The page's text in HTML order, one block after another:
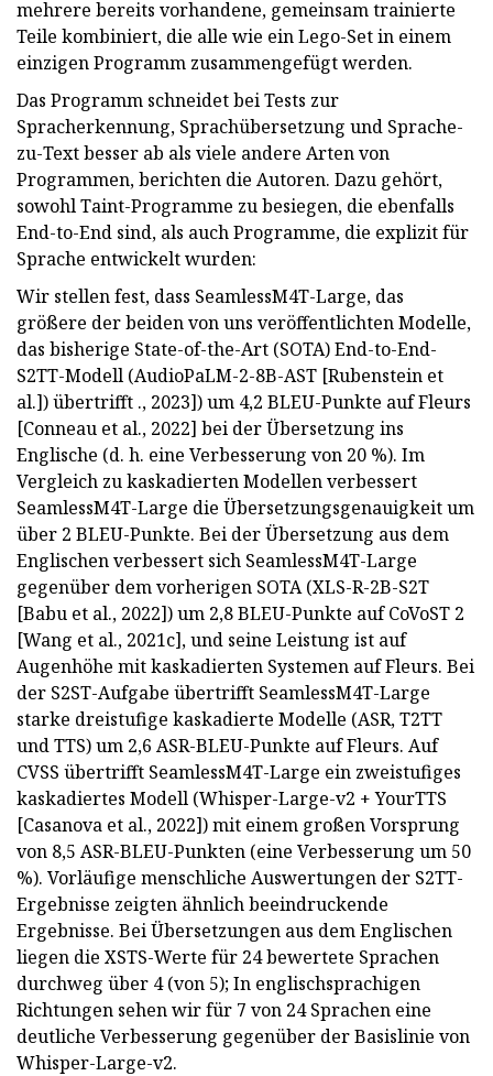
mehrere bereits vorhandene, gemeinsam trainierte
Teile kombiniert, die alle wie ein Lego-Set in einem
einzigen Programm zusammengefügt werden.
Das Programm schneidet bei Tests zur
Spracherkennung, Sprachübersetzung und Sprache-
zu-Text besser ab als viele andere Arten von
Programmen, berichten die Autoren. Dazu gehört,
sowohl Taint-Programme zu besiegen, die ebenfalls
End-to-End sind, als auch Programme, die explizit für
Sprache entwickelt wurden:
Wir stellen fest, dass SeamlessM4T-Large, das
größere der beiden von uns veröffentlichten Modelle,
das bisherige State-of-the-Art (SOTA) End-to-End-
S2TT-Modell (AudioPaLM-2-8B-AST [Rubenstein et
al.]) übertrifft ., 2023]) um 4,2 BLEU-Punkte auf Fleurs
[Conneau et al., 2022] bei der Übersetzung ins
Englische (d. h. eine Verbesserung von 20 %). Im
Vergleich zu kaskadierten Modellen verbessert
SeamlessM4T-Large die Übersetzungsgenauigkeit um
über 2 BLEU-Punkte. Bei der Übersetzung aus dem
Englischen verbessert sich SeamlessM4T-Large
gegenüber dem vorherigen SOTA (XLS-R-2B-S2T
[Babu et al., 2022]) um 2,8 BLEU-Punkte auf CoVoST 2
[Wang et al., 2021c], und seine Leistung ist auf
Augenhöhe mit kaskadierten Systemen auf Fleurs. Bei
der S2ST-Aufgabe übertrifft SeamlessM4T-Large
starke dreistufige kaskadierte Modelle (ASR, T2TT
und TTS) um 2,6 ASR-BLEU-Punkte auf Fleurs. Auf
CVSS übertrifft SeamlessM4T-Large ein zweistufiges
kaskadiertes Modell (Whisper-Large-v2 + YourTTS
[Casanova et al., 2022]) mit einem großen Vorsprung
von 8,5 ASR-BLEU-Punkten (eine Verbesserung um 50
%). Vorläufige menschliche Auswertungen der S2TT-
Ergebnisse zeigten ähnlich beeindruckende
Ergebnisse. Bei Übersetzungen aus dem Englischen
liegen die XSTS-Werte für 24 bewertete Sprachen
durchweg über 4 (von 5); In englischsprachigen
Richtungen sehen wir für 7 von 24 Sprachen eine
deutliche Verbesserung gegenüber der Basislinie von
Whisper-Large-v2.